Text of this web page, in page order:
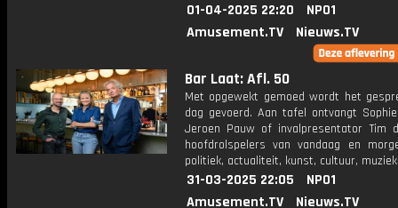
01-04-2025 22:20
NPO1
Amusement.TV
Nieuws.TV
Bar Laat: Afl. 50
Met opgewekt gemoed wordt het
dag gevoerd. Aan tafel ontvangt
Jeroen Pauw of invalpresentator Tim
hoofdrolspelers van vandaag en
politiek, actualiteit, kunst, cultuur,
31-03-2025 22:05
NPO1
Amusement.TV
Nieuws.TV